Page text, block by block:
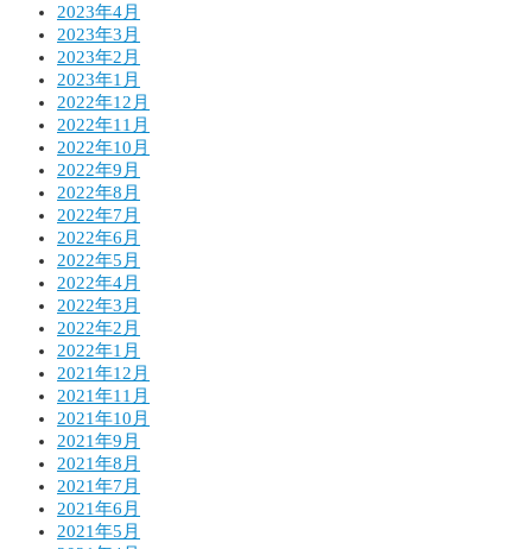
2023年4月
2023年3月
2023年2月
2023年1月
2022年12月
2022年11月
2022年10月
2022年9月
2022年8月
2022年7月
2022年6月
2022年5月
2022年4月
2022年3月
2022年2月
2022年1月
2021年12月
2021年11月
2021年10月
2021年9月
2021年8月
2021年7月
2021年6月
2021年5月